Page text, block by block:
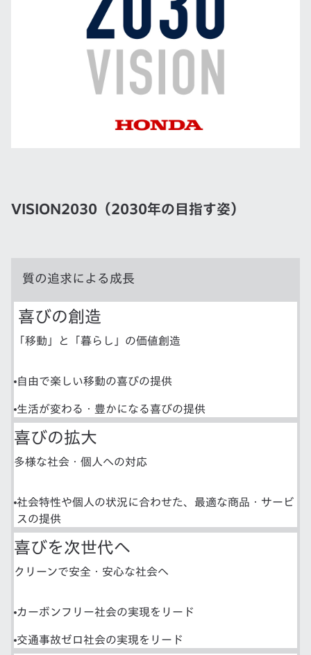
VISION2030（2030年の目指す姿）
質の追求による成長
喜びの創造
「移動」と「暮らし」の価値創造
自由で楽しい移動の喜びの提供
生活が変わる・豊かになる喜びの提供
喜びの拡大
多様な社会・個人への対応
社会特性や個人の状況に合わせた、最適な商品・サービ
スの提供
喜びを次世代へ
クリーンで安全・安心な社会へ
カーボンフリー社会の実現をリード
交通事故ゼロ社会の実現をリード